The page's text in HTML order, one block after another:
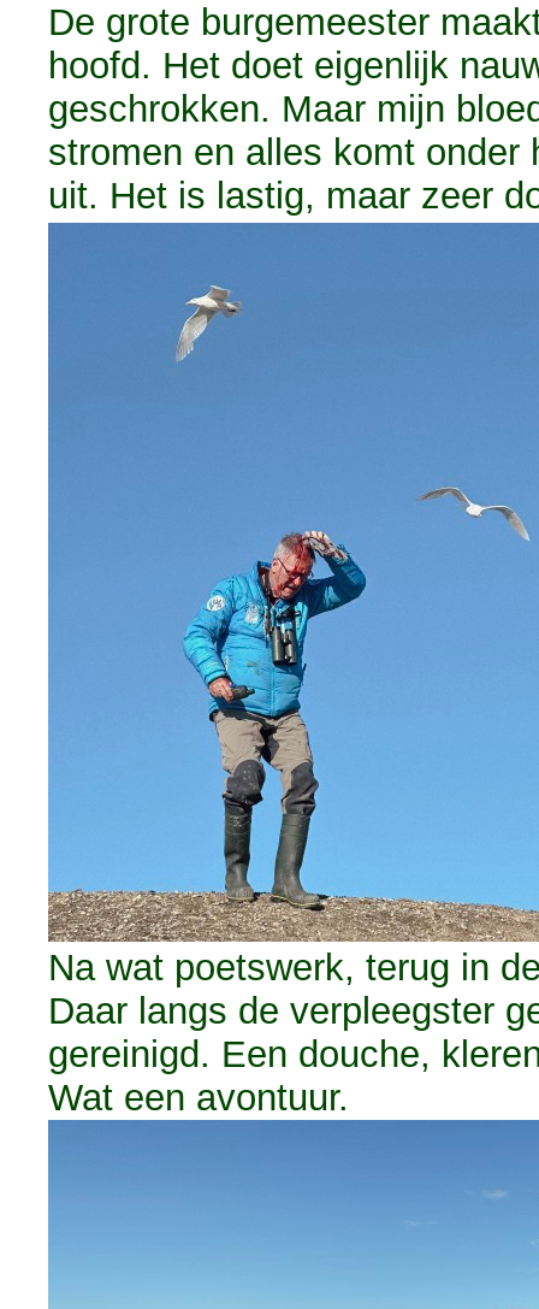
De grote burgemeester
hoofd. Het doet eigenlijk
geschrokken. Maar mijn
stromen en alles komt
uit. Het is lastig, maar zeer
Na wat poetswerk, terug in
Daar langs de verpleegster
gereinigd. Een douche,
Wat een avontuur.